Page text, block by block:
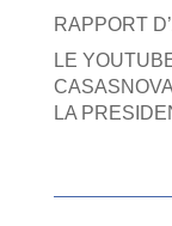
RAPPORT
LE
LA